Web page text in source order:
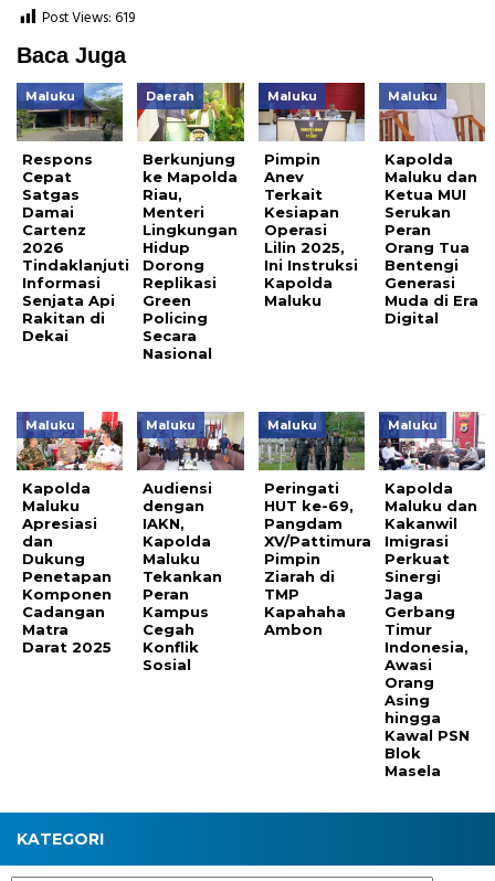
Post Views:619
Baca Juga
Maluku
Respons
Cepat
Satgas
Damai
Cartenz
2026
Tindaklanjuti
Informasi
Senjata Api
Rakitan di
Dekai
Daerah
Berkunjung
ke Mapolda
Riau,
Menteri
Lingkungan
Hidup
Dorong
Replikasi
Green
Policing
Secara
Nasional
Maluku
Pimpin
Anev
Terkait
Kesiapan
Operasi
Lilin 2025,
Ini Instruksi
Kapolda
Maluku
Maluku
Kapolda
Maluku dan
Ketua MUI
Serukan
Peran
Orang Tua
Bentengi
Generasi
Muda di Era
Digital
Maluku
Kapolda
Maluku
Apresiasi
dan
Dukung
Penetapan
Komponen
Cadangan
Matra
Darat 2025
Maluku
Audiensi
dengan
IAKN,
Kapolda
Maluku
Tekankan
Peran
Kampus
Cegah
Konflik
Sosial
Maluku
Peringati
HUT ke-69,
Pangdam
XV/Pattimura
Pimpin
Ziarah di
TMP
Kapahaha
Ambon
Maluku
Kapolda
Maluku dan
Kakanwil
Imigrasi
Perkuat
Sinergi
Jaga
Gerbang
Timur
Indonesia,
Awasi
Orang
Asing
hingga
Kawal PSN
Blok
Masela
KATEGORI